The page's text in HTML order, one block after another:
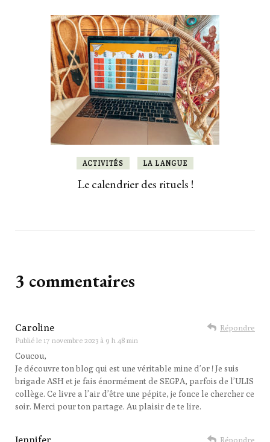
ACTIVITÉS LA LANGUE
Le calendrier des rituels !
3 commentaires
Caroline
Publié le 17 novembre 2023 à 9 h 48 min
Répondre
Coucou,
Je découvre ton blog qui est une véritable mine d’or ! Je suis
brigade ASH et je fais énormément de SEGPA, parfois de l’ULIS
collège. Ce livre a l’air d’être une pépite, je fonce le chercher ce
soir. Merci pour ton partage. Au plaisir de te lire.
Répondre